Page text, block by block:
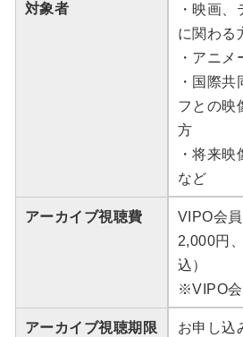
対象者
・映画
に関わる
・アニ
・国際
フとの映
方
・将来
など
アーカイブ視聴費
VIPO会
2,000円
込）
※VIPO
アーカイブ視聴期限 お申し込